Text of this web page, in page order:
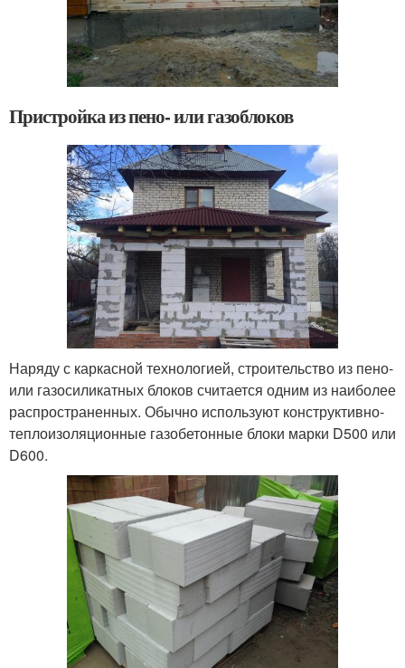
Пристройка из пено- или газоблоков
Наряду с каркасной технологией, строительство из пено-
или газосиликатных блоков считается одним из наиболее
распространенных. Обычно используют конструктивно-
теплоизоляционные газобетонные блоки марки D500 или
D600.